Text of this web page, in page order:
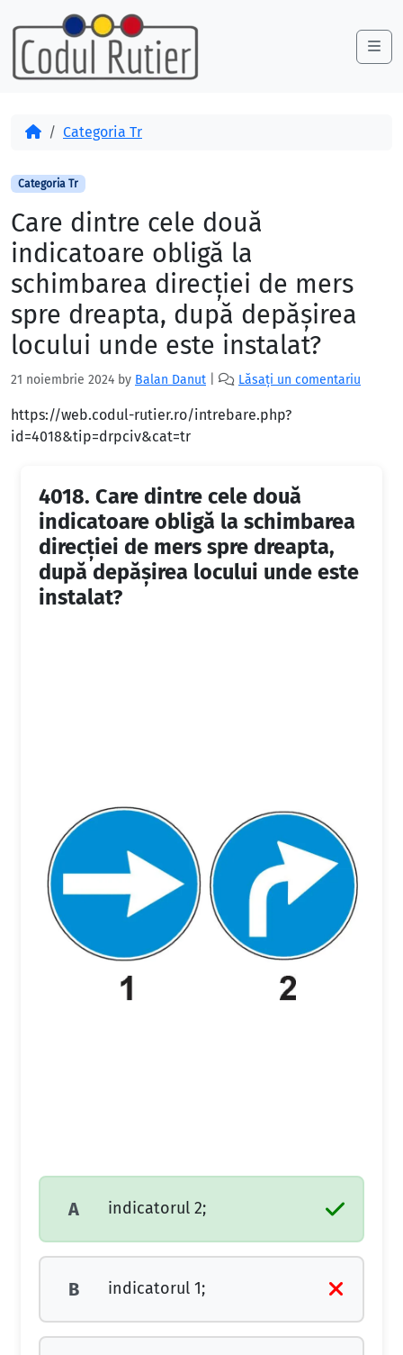
Skip to content
Skip to footer
AcasăCategoria Tr
Categoria Tr
Care dintre cele două
indicatoare obligă la
schimbarea direcției de mers
spre dreapta, după depășirea
locului unde este instalat?
21 noiembrie 2024 by Balan Danut Lăsați un comentariu
https://web.codul-rutier.ro/intrebare.php?
id=4018&tip=drpciv&cat=tr
4018. Care dintre cele două
indicatoare obligă la schimbarea
direcției de mers spre dreapta,
după depășirea locului unde este
instalat?
A indicatorul 2;
B indicatorul 1;